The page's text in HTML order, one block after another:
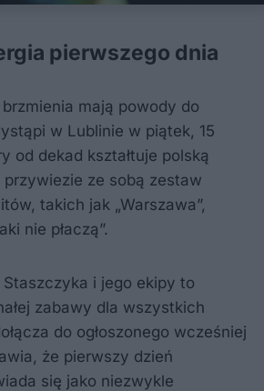
pierwszego dnia
mają powody do
w Lublinie w piątek, 15
od dekad kształtuje polską
ze sobą zestaw
takich jak „Warszawa”,
nie płaczą”.
i jego ekipy to
zabawy dla wszystkich
do ogłoszonego wcześniej
że pierwszy dzień
się jako niezwykle